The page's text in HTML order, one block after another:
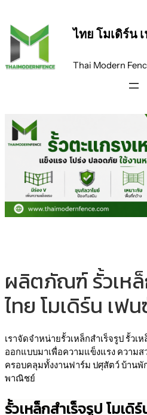
ไทย โมเดิร์น
Thai Modern
ผลิตภัณฑ์ รั้วเหล็
ไทย โมเดิร์น เฟ
เราจัดจำหน่ายรั้วเหล็กสำเร็จรูป รั้วเ
ออกแบบมาเพื่อความแข็งแรง ความส
ครอบคลุมทั้งงานฟาร์ม ปศุสัตว์ บ้านพั
พาณิชย์
รั้วเหล็กสำเร็จรูป โมเดิ